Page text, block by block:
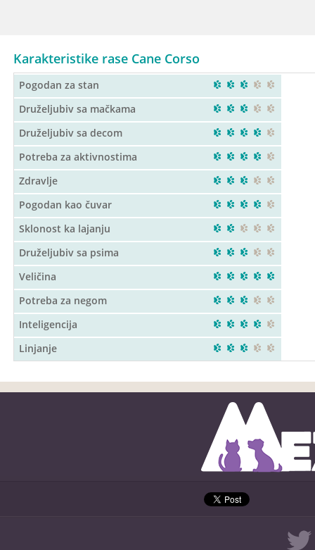
Karakteristike rase Cane Corso
Pogodan za stan
Druželjubiv sa mačkama
Druželjubiv sa decom
Potreba za aktivnostima
Zdravlje
Pogodan kao čuvar
Sklonost ka lajanju
Druželjubiv sa psima
Veličina
Potreba za negom
Inteligencija
Linjanje